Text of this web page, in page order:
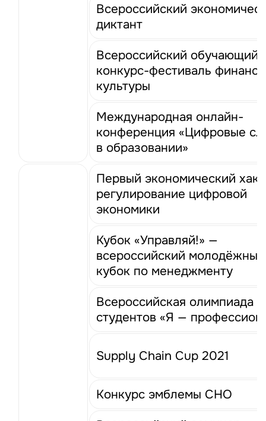
Всероссийский
диктант
Всероссийский обучающий
конкурс-фестиваль
культуры
Международная онлайн-
конференция «Цифровые
в образовании»
Первый экономический
регулирование цифровой
экономики
Кубок «Управляй!» —
всероссийский молодёжный
кубок по менеджменту
Всероссийская олимпиада
студентов «Я —
Supply Chain Cup 2021
Конкурс эмблемы СНО